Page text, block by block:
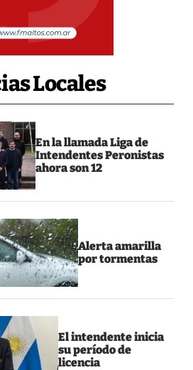
Locales
En la llamada Liga de
Intendentes Peronistas
ahora son 12
Alerta amarilla
por tormentas
El intendente inicia
su período de
licencia